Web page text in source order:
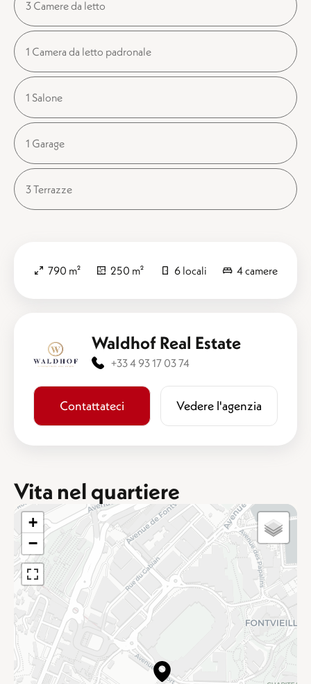
3 Camere da letto
1 Camera da letto padronale
1 Salone
1 Garage
3 Terrazze
790 m² 250 m² 6 locali 4 camere
Waldhof Real Estate
+33 4 93 17 03 74
Contattateci ​​Vedere l'agenzia
Vita nel quartiere
+
−